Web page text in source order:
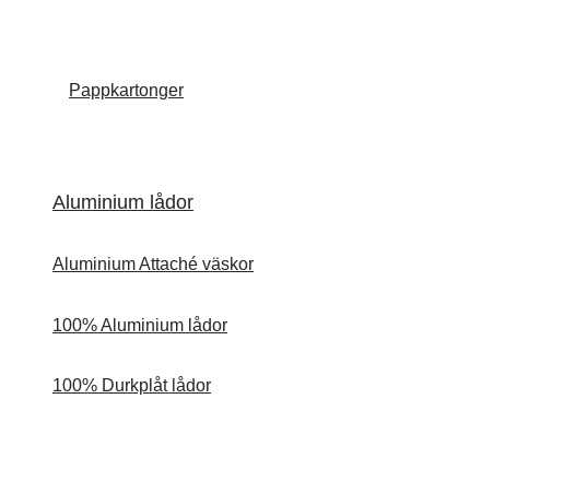
Pappkartonger
Aluminium lådor
Aluminium Attaché väskor
100% Aluminium lådor
100% Durkplåt lådor